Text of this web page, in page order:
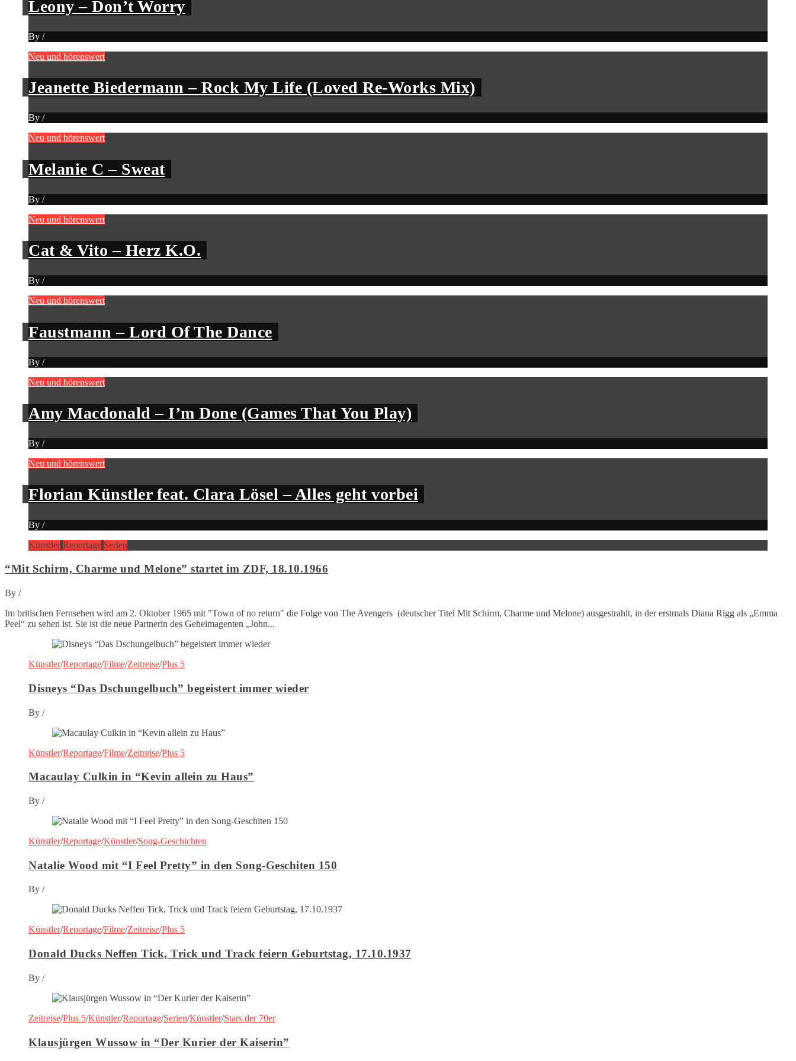
Leony – Don’t Worry
By /
Neu und hörenswert
Jeanette Biedermann – Rock My Life (Loved Re-Works Mix)
By /
Neu und hörenswert
Melanie C – Sweat
By /
Neu und hörenswert
Cat & Vito – Herz K.O.
By /
Neu und hörenswert
Faustmann – Lord Of The Dance
By /
Neu und hörenswert
Amy Macdonald – I’m Done (Games That You Play)
By /
Neu und hörenswert
Florian Künstler feat. Clara Lösel – Alles geht vorbei
By /
Künstler Reportage Serien
“Mit Schirm, Charme und Melone” startet im ZDF, 18.10.1966
By /
Im britischen Fernsehen wird am 2. Oktober 1965 mit "Town of no return" die Folge von The Avengers (deutscher Titel Mit Schirm, Charme und Melone) ausgestrahlt, in der erstmals Diana Rigg als „Emma
Peel“ zu sehen ist. Sie ist die neue Partnerin des Geheimagenten „John...
Künstler/Reportage/Filme/Zeitreise/Plus 5
Disneys “Das Dschungelbuch” begeistert immer wieder
By /
Künstler/Reportage/Filme/Zeitreise/Plus 5
Macaulay Culkin in “Kevin allein zu Haus”
By /
Künstler/Reportage/Künstler/Song-Geschichten
Natalie Wood mit “I Feel Pretty” in den Song-Geschiten 150
By /
Künstler/Reportage/Filme/Zeitreise/Plus 5
Donald Ducks Neffen Tick, Trick und Track feiern Geburtstag, 17.10.1937
By /
Zeitreise/Plus 5/Künstler/Reportage/Serien/Künstler/Stars der 70er
Klausjürgen Wussow in “Der Kurier der Kaiserin”